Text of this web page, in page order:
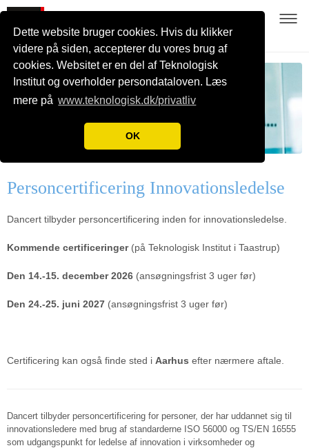
Dette website bruger cookies. Hvis du klikker
videre på siden, accepterer du vores brug af
cookies. Websitet er en del af Teknologisk
Institut og overholder persondataloven. Læs
mere på www.teknologisk.dk/privatliv
OK
Personcertificering Innovationsledelse
Dancert tilbyder personcertificering inden for innovationsledelse.
Kommende certificeringer(på Teknologisk Institut i Taastrup)
Den 14.-15. december 2026 (ansøgningsfrist 3 uger før)
Den 24.-25. juni 2027 (ansøgningsfrist 3 uger før)
Certificering kan også finde sted i Aarhus efter nærmere aftale.
Dancert tilbyder personcertificering for personer, der har uddannet sig til
innovationsledere med brug af standarderne ISO 56000 og TS/EN 16555
som udgangspunkt for ledelse af innovation i virksomheder og